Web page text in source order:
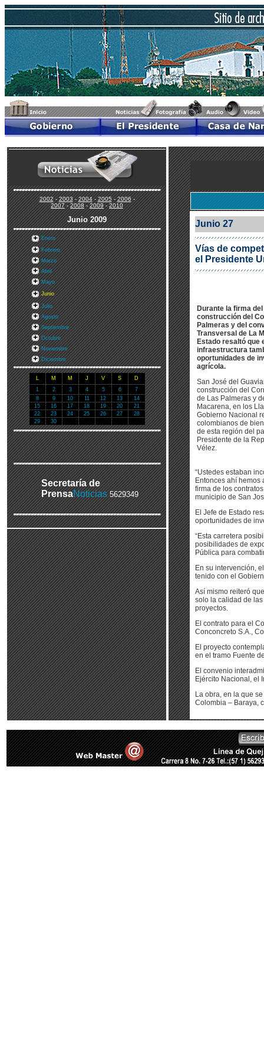
2002-2003-2004-2005-2006-
2007-2008-2009-2010
Junio 2009
Enero
Febrero
Marzo
Abril
Mayo
Junio
Julio
Agosto
Septiembre
Octubre
Noviembre
Diciembre
L M M J V S
D
1
2 3 4 5 6
7
8
9 10 11 12 13
14
15
16 17 18 19 20
21
22
23 24 25 26 27
28
29
30
Secretaría de
PrensaNoticias 5629349
Junio 27
Vías de
el Presidente
Durante la firma
construcción del
Palmeras y del
Transversal de La
Estado resaltó que
infraestructura
oportunidades de
agrícola.
San José del
construcción del
de Las Palmeras y
Macarena, en los
Gobierno Nacional
colombianos de
de esta región del
Presidente de la
Vélez.
“Ustedes estaban
Entonces ahí hemos
firma de los
municipio de San
El Jefe de Estado
oportunidades de
“Esta carretera
posibilidades de
Pública para
En su intervención,
tenido con el
Así mismo reiteró
solo la calidad de
proyectos.
El contrato para el
Conconcreto S.A.,
El proyecto
en el tramo Fuente
El convenio
Ejército Nacional, el
La obra, en la que
Colombia – Baraya,